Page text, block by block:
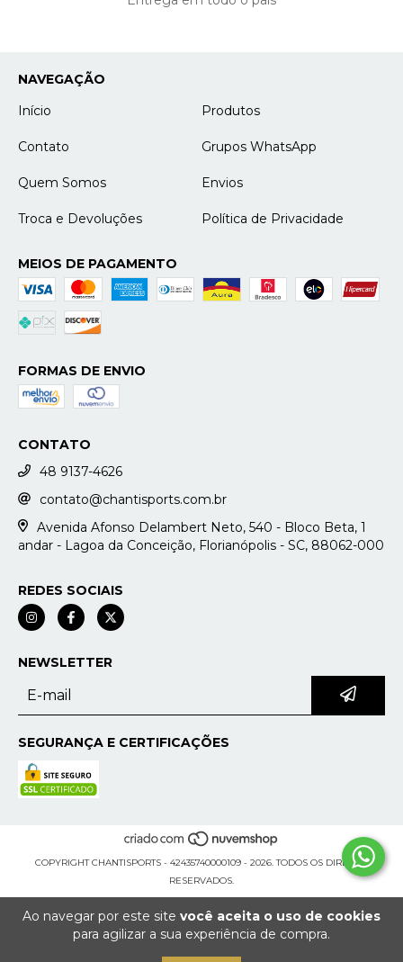
Ao navegar por este site você aceita o uso de cookies
para agilizar a sua experiência de compra.
NAVEGAÇÃO
Início
Produtos
Contato Grupos WhatsApp
Quem Somos Envios
Troca e Devoluções Política de Privacidade
MEIOS DE PAGAMENTO
FORMAS DE ENVIO
CONTATO
48 9137-4626
contato@chantisports.com.br
Avenida Afonso Delambert Neto, 540 - Bloco Beta, 1
andar - Lagoa da Conceição, Florianópolis - SC, 88062-000
REDES SOCIAIS
NEWSLETTER
SEGURANÇA E CERTIFICAÇÕES
COPYRIGHT CHANTISPORTS - 42435740000109 - 2026. TODOS OS DIREITOS
RESERVADOS.